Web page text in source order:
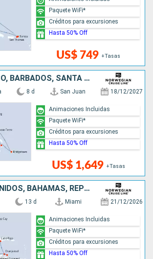
US$ 749 +Tasas
Paquete WiFi*
Créditos para excursiones
Hasta 50% Off
PUERTO RICO, BARBADOS, SANTA LUCIA, SAN MARTÍN
8 d San Juan 18/12/2027
US$ 1,649 +Tasas
Animaciones Incluidas
Paquete WiFi*
Créditos para excursiones
Hasta 50% Off
ESTADOS UNIDOS, BAHAMAS, REPÚBLICA DOMINICANA, ARUBA, COLOMBIA, PANAMÁ, COSTA RICA
13 d Miami 21/12/2026
Animaciones Incluidas
Paquete WiFi*
Créditos para excursiones
Hasta 50% Off